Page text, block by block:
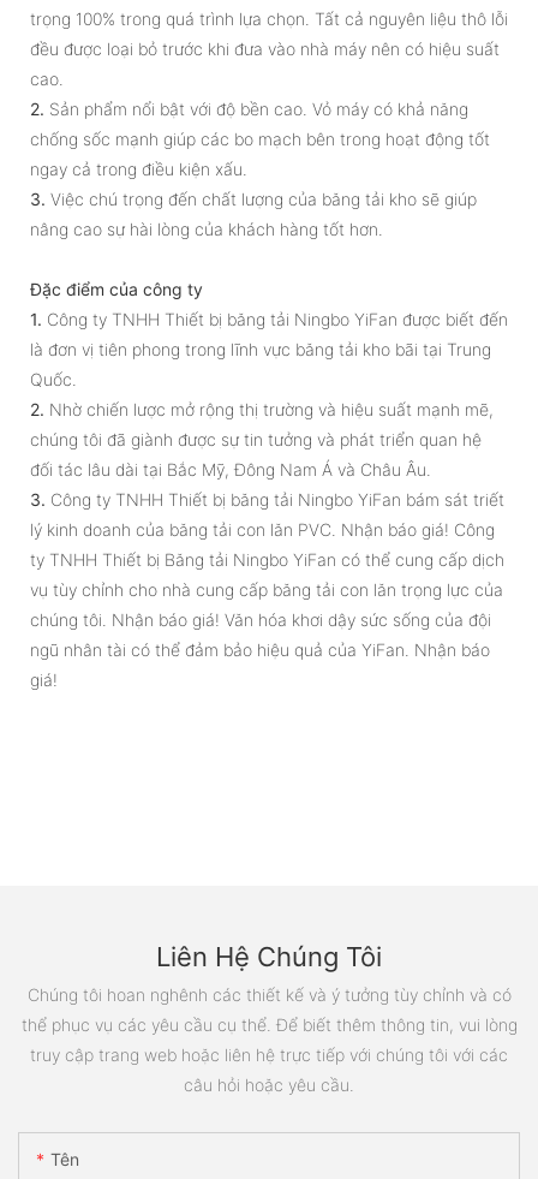
trọng 100% trong quá trình lựa chọn. Tất cả nguyên liệu thô lỗi
đều được loại bỏ trước khi đưa vào nhà máy nên có hiệu suất
cao.
2. Sản phẩm nổi bật với độ bền cao. Vỏ máy có khả năng
chống sốc mạnh giúp các bo mạch bên trong hoạt động tốt
ngay cả trong điều kiện xấu.
3. Việc chú trọng đến chất lượng của băng tải kho sẽ giúp
nâng cao sự hài lòng của khách hàng tốt hơn.
Đặc điểm của công ty
1. Công ty TNHH Thiết bị băng tải Ningbo YiFan được biết đến
là đơn vị tiên phong trong lĩnh vực băng tải kho bãi tại Trung
Quốc.
2. Nhờ chiến lược mở rộng thị trường và hiệu suất mạnh mẽ,
chúng tôi đã giành được sự tin tưởng và phát triển quan hệ
đối tác lâu dài tại Bắc Mỹ, Đông Nam Á và Châu Âu.
3. Công ty TNHH Thiết bị băng tải Ningbo YiFan bám sát triết
lý kinh doanh của băng tải con lăn PVC. Nhận báo giá! Công
ty TNHH Thiết bị Băng tải Ningbo YiFan có thể cung cấp dịch
vụ tùy chỉnh cho nhà cung cấp băng tải con lăn trọng lực của
chúng tôi. Nhận báo giá! Văn hóa khơi dậy sức sống của đội
ngũ nhân tài có thể đảm bảo hiệu quả của YiFan. Nhận báo
giá!
Liên Hệ Chúng Tôi
Chúng tôi hoan nghênh các thiết kế và ý tưởng tùy chỉnh và có
thể phục vụ các yêu cầu cụ thể. Để biết thêm thông tin, vui lòng
truy cập trang web hoặc liên hệ trực tiếp với chúng tôi với các
câu hỏi hoặc yêu cầu.
Tên